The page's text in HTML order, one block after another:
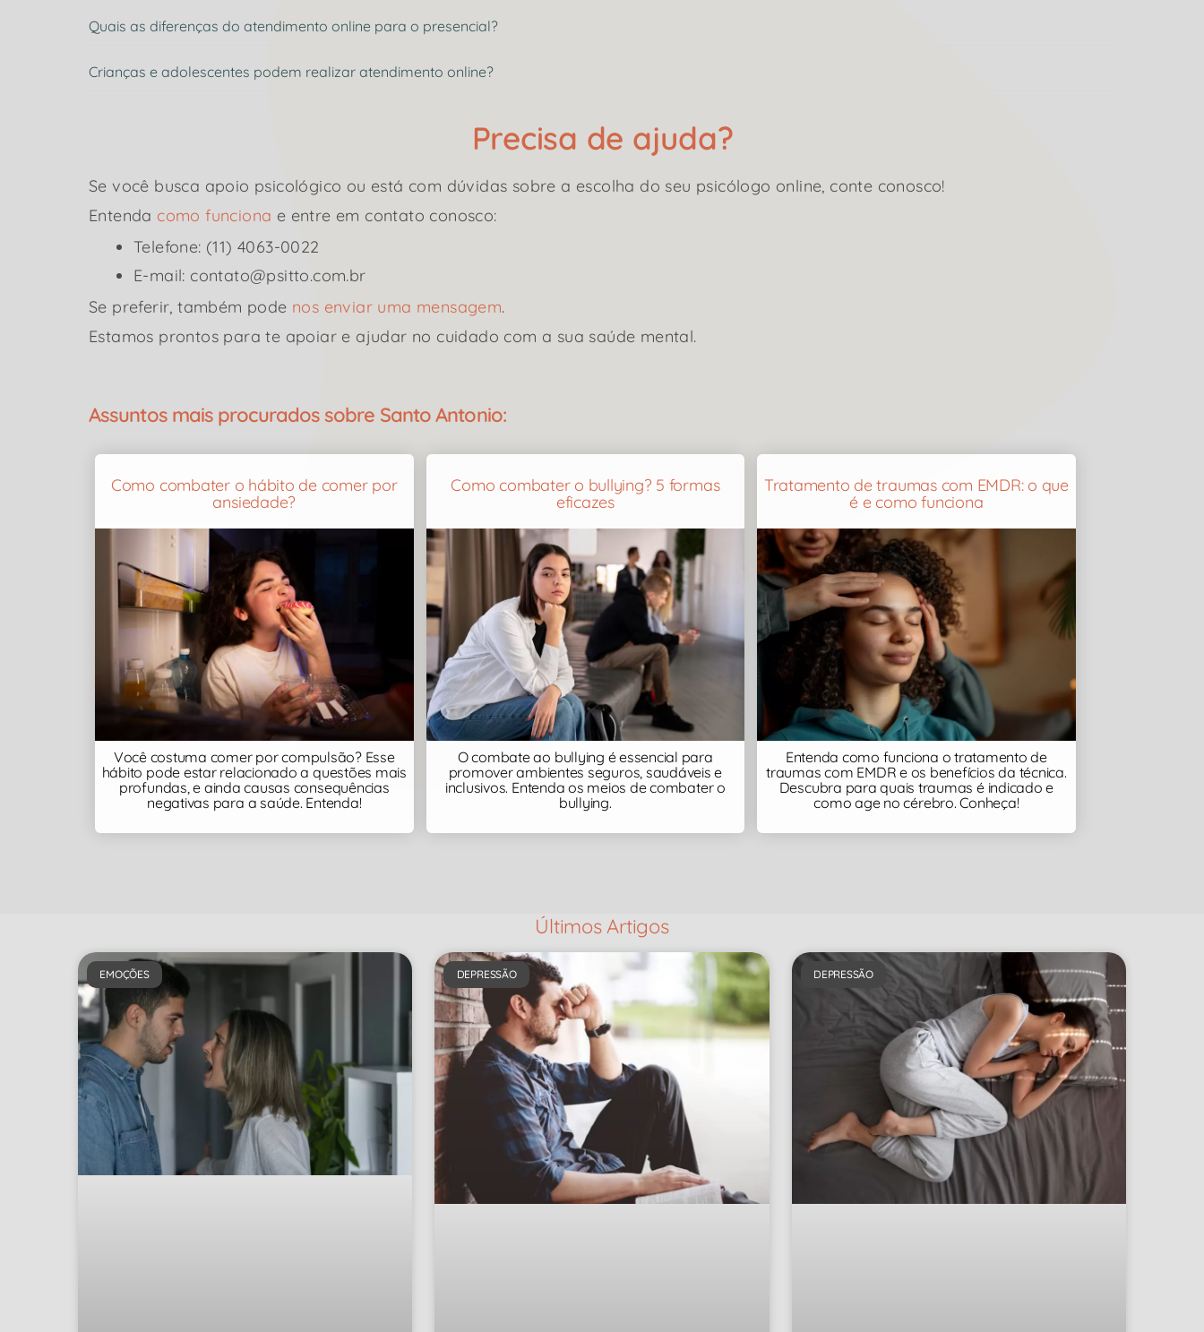
Quais as diferenças do atendimento online para o presencial?
Crianças e adolescentes podem realizar atendimento online?
Precisa de ajuda?
Se você busca apoio psicológico ou está com dúvidas sobre a escolha do seu psicólogo online, conte conosco!
Entenda como funciona e entre em contato conosco:
Telefone: (11) 4063-0022
E-mail: contato@psitto.com.br
Se preferir, também pode nos enviar uma mensagem.
Estamos prontos para te apoiar e ajudar no cuidado com a sua saúde mental.
Assuntos mais procurados sobre Santo Antonio:
Como combater o hábito de comer por
ansiedade?
Você costuma comer por compulsão? Esse
hábito pode estar relacionado a questões mais
profundas, e ainda causas consequências
negativas para a saúde. Entenda!
Como combater o bullying? 5 formas
eficazes
O combate ao bullying é essencial para
promover ambientes seguros, saudáveis e
inclusivos. Entenda os meios de combater o
bullying.
Tratamento de traumas com EMDR: o que
é e como funciona
Entenda como funciona o tratamento de
traumas com EMDR e os benefícios da técnica.
Descubra para quais traumas é indicado e
como age no cérebro. Conheça!
Últimos Artigos
EMOÇÕES DEPRESSÃO DEPRESSÃO